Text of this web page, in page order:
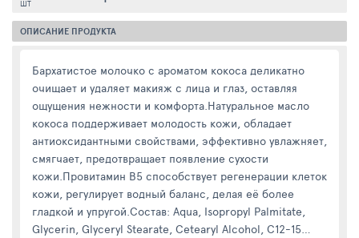
ШТ
ОПИСАНИЕ ПРОДУКТА
Бархатистое молочко с ароматом кокоса деликатно
очищает и удаляет макияж с лица и глаз, оставляя
ощущения нежности и комфорта.Натуральное масло
кокоса поддерживает молодость кожи, обладает
антиоксидантными свойствами, эффективно увлажняет,
смягчает, предотвращает появление сухости
кожи.Провитамин В5 способствует регенерации клеток
кожи, регулирует водный баланс, делая её более
гладкой и упругой.Состав: Aqua, Isopropyl Palmitate,
Glycerin, Glyceryl Stearate, Cetearyl Alcohol, C12-15